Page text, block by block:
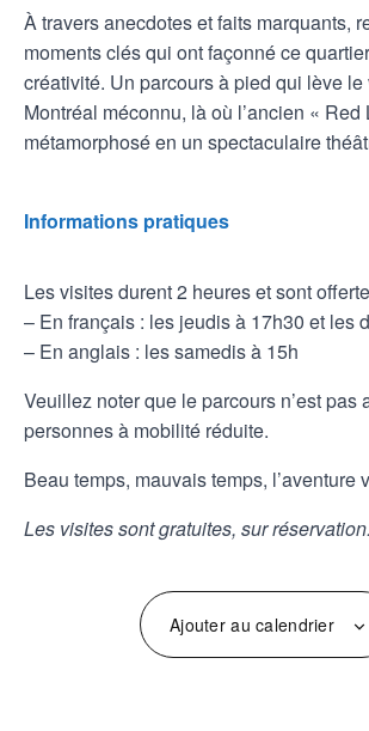
À travers anecdotes et faits marquants,
moments clés qui ont façonné ce
créativité. Un parcours à pied qui lève le
Montréal méconnu, là où l’ancien « Red
métamorphosé en un spectaculaire
Informations pratiques
Les visites durent 2 heures et sont
– En français : les jeudis à 17h30 et les
– En anglais : les samedis à 15h
Veuillez noter que le parcours n’est pas
personnes à mobilité réduite.
Beau temps, mauvais temps, l’aventure
Les visites sont gratuites, sur réservation.
Ajouter au calendrier